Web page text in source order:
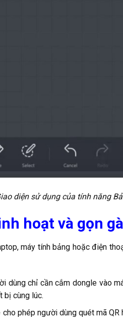
diện sử dụng của tính năng
hoạt và gọn
máy tính bảng hoặc điện
dùng chỉ cần cắm dongle vào
bị cùng lúc.
phép người dùng quét mã